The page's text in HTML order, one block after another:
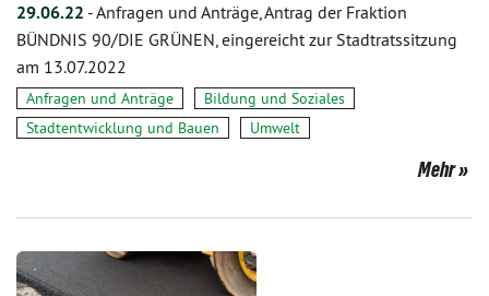
29.06.22 -Anfragen und Anträge, Antrag der Fraktion
BÜNDNIS 90/DIE GRÜNEN, eingereicht zur Stadtratssitzung
am 13.07.2022
Anfragen und Anträge
Bildung und Soziales
Stadtentwicklung und Bauen
Umwelt
Mehr